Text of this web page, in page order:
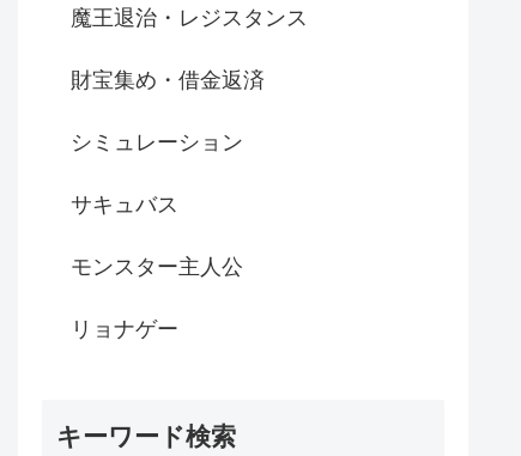
魔王退治・レジスタンス
財宝集め・借金返済
シミュレーション
サキュバス
モンスター主人公
リョナゲー
キーワード検索